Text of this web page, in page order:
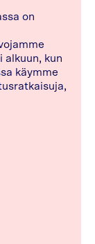
on
alkuun, kun
käymme